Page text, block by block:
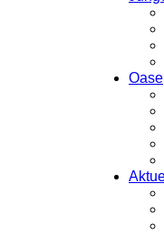
Oase